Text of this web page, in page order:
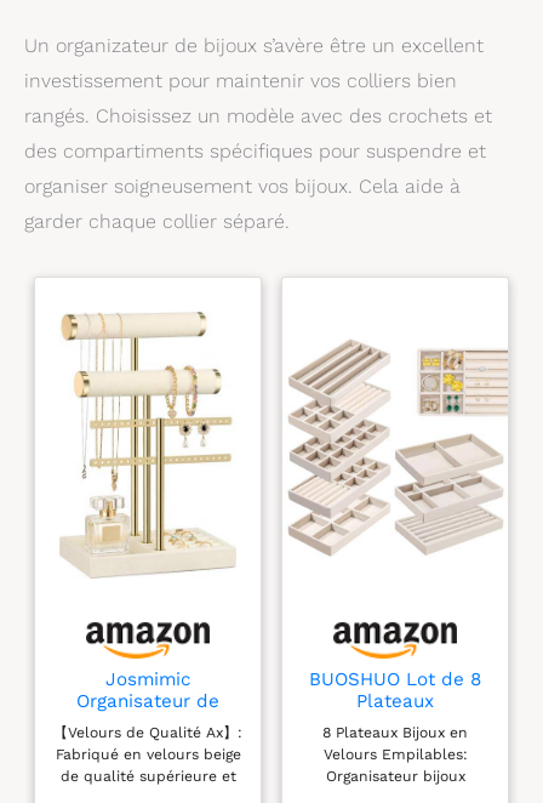
Un organizateur de bijoux s’avère être un excellent
investissement pour maintenir vos colliers bien
rangés. Choisissez un modèle avec des crochets et
des compartiments spécifiques pour suspendre et
organiser soigneusement vos bijoux. Cela aide à
garder chaque collier séparé.
Josmimic
Organisateur de
Bijoux à 3 Niveaux -
Porte Bijoux Beige en
Velours pour
Bracelets, Colliers,
【Velours de Qualité Ax】:
Fabriqué en velours beige
de qualité supérieure et
BUOSHUO Lot de 8
Plateaux
Organisateur Bijoux
en Velours
Empilables
8 Plateaux Bijoux en
Velours Empilables:
Organisateur bijoux